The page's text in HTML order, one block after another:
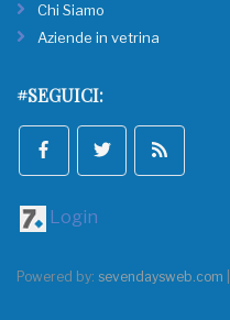
Chi Siamo
Aziende in vetrina
#SEGUICI:
Login
Powered by: sevendaysweb.com